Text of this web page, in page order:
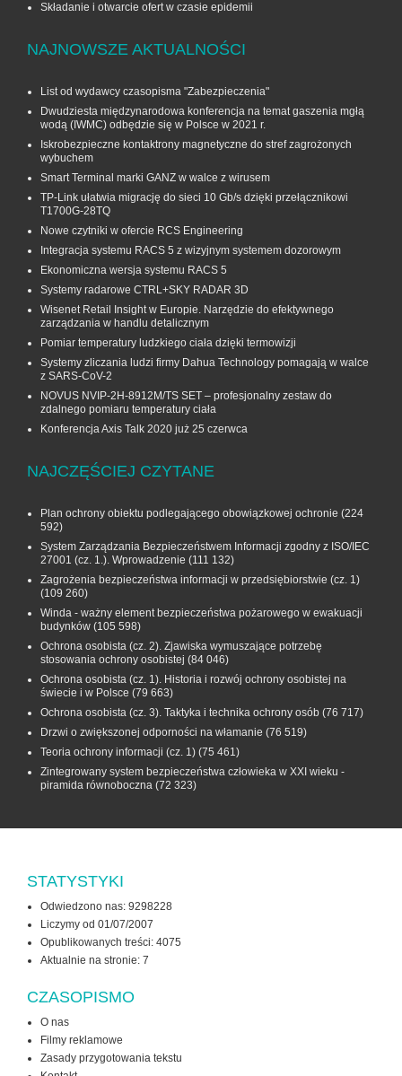
Składanie i otwarcie ofert w czasie epidemii
NAJNOWSZE AKTUALNOŚCI
List od wydawcy czasopisma "Zabezpieczenia"
Dwudziesta międzynarodowa konferencja na temat gaszenia mgłą
wodą (IWMC) odbędzie się w Polsce w 2021 r.
Iskrobezpieczne kontaktrony magnetyczne do stref zagrożonych
wybuchem
Smart Terminal marki GANZ w walce z wirusem
TP-Link ułatwia migrację do sieci 10 Gb/s dzięki przełącznikowi
T1700G‑28TQ
Nowe czytniki w ofercie RCS Engineering
Integracja systemu RACS 5 z wizyjnym systemem dozorowym
Ekonomiczna wersja systemu RACS 5
Systemy radarowe CTRL+SKY RADAR 3D
Wisenet Retail Insight w Europie. Narzędzie do efektywnego
zarządzania w handlu detalicznym
Pomiar temperatury ludzkiego ciała dzięki termowizji
Systemy zliczania ludzi firmy Dahua Technology pomagają w walce
z SARS-CoV-2
NOVUS NVIP-2H-8912M/TS SET – profesjonalny zestaw do
zdalnego pomiaru temperatury ciała
Konferencja Axis Talk 2020 już 25 czerwca
NAJCZĘŚCIEJ CZYTANE
Plan ochrony obiektu podlegającego obowiązkowej ochronie (224
592)
System Zarządzania Bezpieczeństwem Informacji zgodny z ISO/IEC
27001 (cz. 1.). Wprowadzenie (111 132)
Zagrożenia bezpieczeństwa informacji w przedsiębiorstwie (cz. 1)
(109 260)
Winda - ważny element bezpieczeństwa pożarowego w ewakuacji
budynków (105 598)
Ochrona osobista (cz. 2). Zjawiska wymuszające potrzebę
stosowania ochrony osobistej (84 046)
Ochrona osobista (cz. 1). Historia i rozwój ochrony osobistej na
świecie i w Polsce (79 663)
Ochrona osobista (cz. 3). Taktyka i technika ochrony osób (76 717)
Drzwi o zwiększonej odporności na włamanie (76 519)
Teoria ochrony informacji (cz. 1) (75 461)
Zintegrowany system bezpieczeństwa człowieka w XXI wieku -
piramida równoboczna (72 323)
STATYSTYKI
Odwiedzono nas: 9298228
Liczymy od 01/07/2007
Opublikowanych treści: 4075
Aktualnie na stronie: 7
CZASOPISMO
O nas
Filmy reklamowe
Zasady przygotowania tekstu